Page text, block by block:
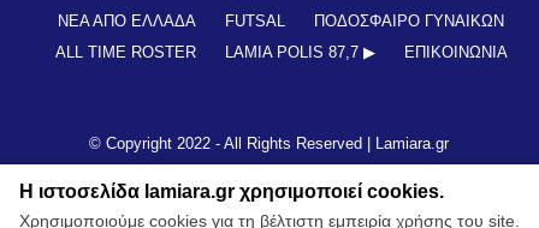
ΝΕΑ ΑΠΟ ΕΛΛΑΔΑ
FUTSAL
ΠΟΔΟΣΦΑΙΡΟ ΓΥΝΑΙΚΩΝ
ALL TIME ROSTER
LAMIA POLIS 87,7 ▶︎ ΕΠΙΚΟΙΝΩΝΊΑ
© Copyright 2022 - All Rights Reserved | Lamiara.gr
Η ιστοσελίδα lamiara.gr χρησιμοποιεί cookies.
Χρησιμοποιούμε cookies για τη βέλτιστη εμπειρία χρήσης του site.